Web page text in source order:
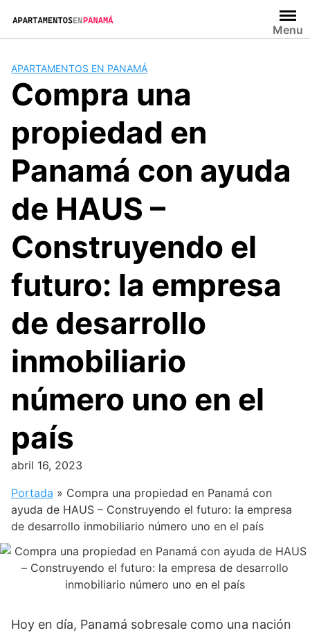
contenido
Menu
APARTAMENTOS EN PANAMÁ
Compra una
propiedad en
Panamá con ayuda
de HAUS –
Construyendo el
futuro: la empresa
de desarrollo
inmobiliario
número uno en el
país
abril 16, 2023
Portada » Compra una propiedad en Panamá con
ayuda de HAUS – Construyendo el futuro: la empresa
de desarrollo inmobiliario número uno en el país
Hoy en día, Panamá sobresale como una nación